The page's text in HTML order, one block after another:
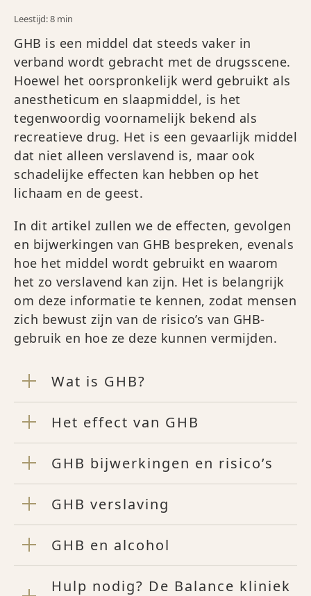
Leestijd: 8 min
GHB is een middel dat steeds vaker in
verband wordt gebracht met de drugsscene.
Hoewel het oorspronkelijk werd gebruikt als
anestheticum en slaapmiddel, is het
tegenwoordig voornamelijk bekend als
recreatieve drug. Het is een gevaarlijk middel
dat niet alleen verslavend is, maar ook
schadelijke effecten kan hebben op het
lichaam en de geest.
In dit artikel zullen we de effecten, gevolgen
en bijwerkingen van GHB bespreken, evenals
hoe het middel wordt gebruikt en waarom
het zo verslavend kan zijn. Het is belangrijk
om deze informatie te kennen, zodat mensen
zich bewust zijn van de risico’s van GHB-
gebruik en hoe ze deze kunnen vermijden.
Wat is GHB?
Het effect van GHB
GHB bijwerkingen en risico’s
GHB verslaving
GHB en alcohol
Hulp nodig? De Balance kliniek